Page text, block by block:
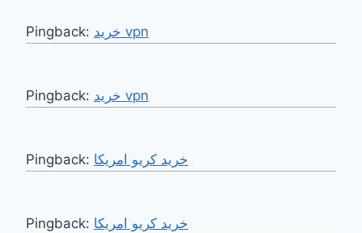
Pingback: خرید vpn
Pingback: خرید vpn
Pingback: خرید کریو امریکا
Pingback: خرید کریو امریکا